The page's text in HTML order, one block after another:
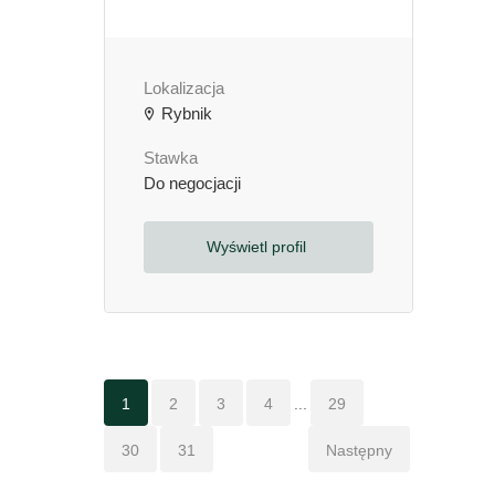
Lokalizacja
Rybnik
Stawka
Do negocjacji
Wyświetl profil
1 2 3 4 29
30 31 Następny